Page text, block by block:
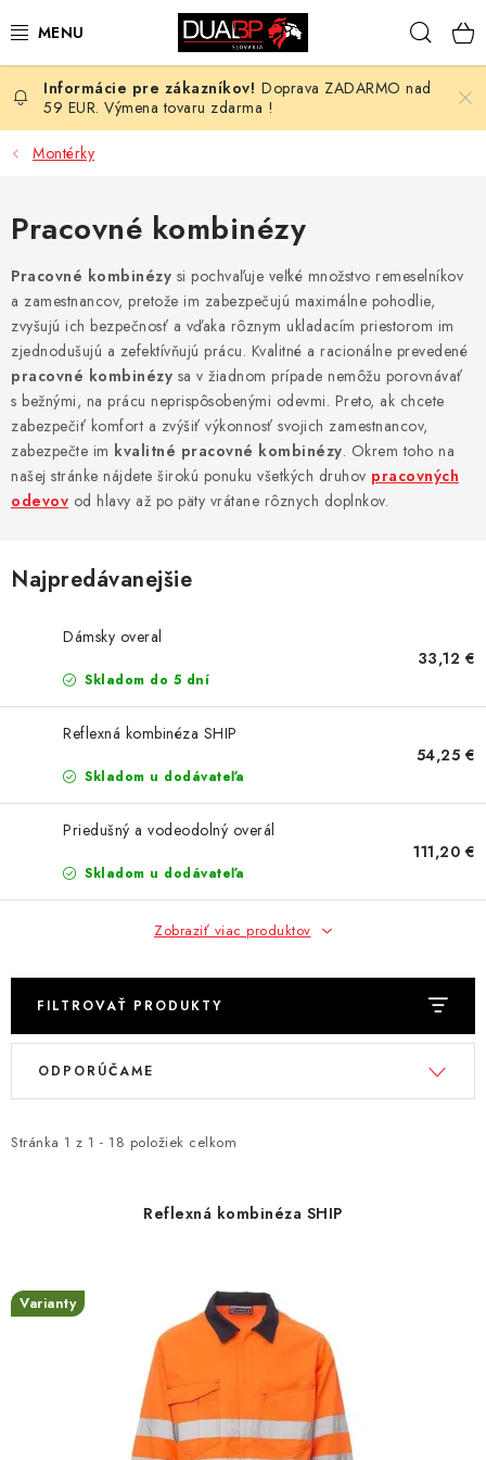
na
NOVÉ
PRACOVNÉ ODEVY
ZDRAVOTNÍCTVO
OCHRANNÉ POMÔCKY
PROFESIE
AKCIE
Katalógy
Doprava, platba a zľavy
Formulár na výmenu tovaru
Reklamačný poriadok
Akcie v predajniach
Formulár na vrátenie tovaru /odstúpenie od zmluvy
Obchodné podmienky
Zásady ochrany osobných údajov
Pravidlá a nastavenia cookies
Moja objednávka
Doprava ZADARMO nad
59 EUR. Výmena tovaru zdarma !
Montérky
Pracovné kombinézy
Pracovné kombinézy si pochvaľuje veľké množstvo remeselníkov
a zamestnancov, pretože im zabezpečujú maximálne pohodlie,
zvyšujú ich bezpečnosť a vďaka rôznym ukladacím priestorom im
zjednodušujú a zefektívňujú prácu. Kvalitné a racionálne prevedené
pracovné kombinézy sa v žiadnom prípade nemôžu porovnávať
s bežnými, na prácu neprispôsobenými odevmi. Preto, ak chcete
zabezpečiť komfort a zvýšiť výkonnosť svojich zamestnancov,
zabezpečte im kvalitné pracovné kombinézy. Okrem toho na
našej stránke nájdete širokú ponuku všetkých druhov pracovných
odevov od hlavy až po päty vrátane rôznych doplnkov.
Najpredávanejšie
Dámsky overal
Skladom do 5 dní
33,12 €
Reflexná kombinéza SHIP
Skladom u dodávateľa
54,25 €
Priedušný a vodeodolný overál
Skladom u dodávateľa
111,20 €
Zobraziť viac produktov
FILTROVAŤ PRODUKTY
V
i
d
Stránka 1 z 1 - 18 položiek celkom
R
e
r
ODPORÚČAME
Reflexná kombinéza SHIP
Varianty